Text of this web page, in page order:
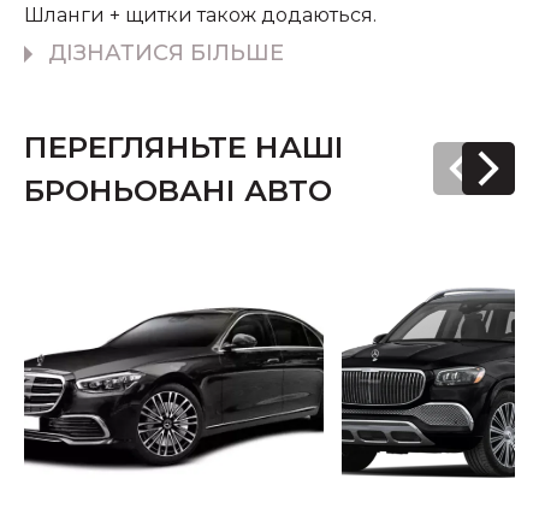
Шланги + щитки також додаються.
ДІЗНАТИСЯ БІЛЬШЕ
ПЕРЕГЛЯНЬТЕ НАШІ
БРОНЬОВАНІ АВТО